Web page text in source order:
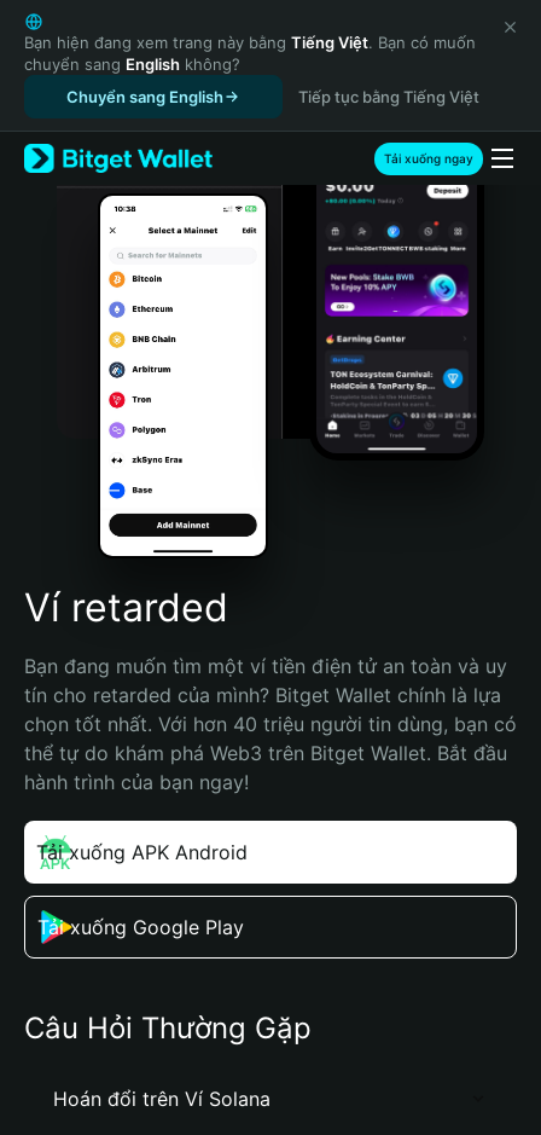
English
日本語
Tiếng Việt
Русский
Español (Latinoamérica)
Türkçe
Italiano
Português (Portugal)
Bahasa Indonesia
Português (Brasil)
Español (Argentina)
Bạn hiện đang xem trang này bằng Tiếng Việt. Bạn có muốn
chuyển sang English không?
Chuyển sang English
Tiếp tục bằng Tiếng Việt
Tải xuống ngay
Ví retarded
Bạn đang muốn tìm một ví tiền điện tử an toàn và uy
tín cho retarded của mình? Bitget Wallet chính là lựa
chọn tốt nhất. Với hơn 40 triệu người tin dùng, bạn có
thể tự do khám phá Web3 trên Bitget Wallet. Bắt đầu
hành trình của bạn ngay!
Tải xuống APK Android
Tải xuống Google Play
Câu Hỏi Thường Gặp
Hoán đổi trên Ví Solana